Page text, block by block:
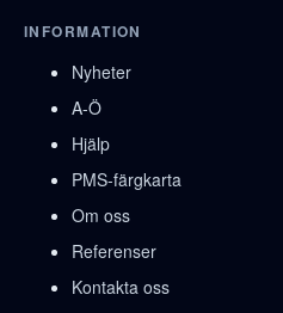
INFORMATION
Nyheter
A-Ö
Hjälp
PMS-färgkarta
Om oss
Referenser
Kontakta oss